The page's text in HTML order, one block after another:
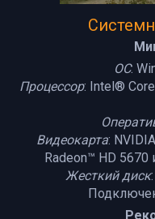
ОС:
Процессор: Intel®
Видеокарта:
Radeon™ HD
Жесткий диск